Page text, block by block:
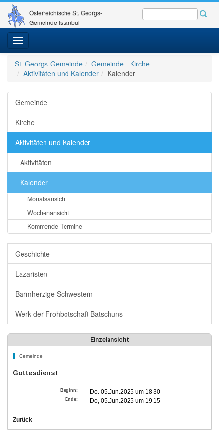
Österreichische St. Georgs-
Gemeinde Istanbul
Toggle
navigation
St. Georgs-Gemeinde
Gemeinde - Kirche
Aktivitäten und Kalender
Kalender
Gemeinde
Kirche
Aktivitäten und Kalender
Aktivitäten
Kalender
Monatsansicht
Wochenansicht
Kommende Termine
Geschichte
Lazaristen
Barmherzige Schwestern
Werk der Frohbotschaft Batschuns
Einzelansicht
Gemeinde
Gottesdienst
Beginn: Do, 05.Jun.2025 um 18:30
Ende: Do, 05.Jun.2025 um 19:15
Zurück